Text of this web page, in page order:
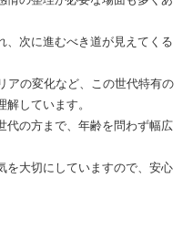
、次に進むべき道が見えてくる
アの変化など、この世代特有の
しています。
代の方まで、年齢を問わず幅広
を大切にしていますので、安心